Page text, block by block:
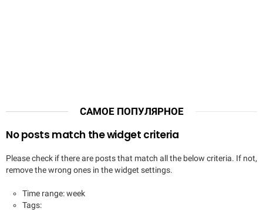
САМОЕ ПОПУЛЯРНОЕ
No posts match the widget criteria
Please check if there are posts that match all the below criteria. If not,
remove the wrong ones in the widget settings.
Time range: week
Tags: